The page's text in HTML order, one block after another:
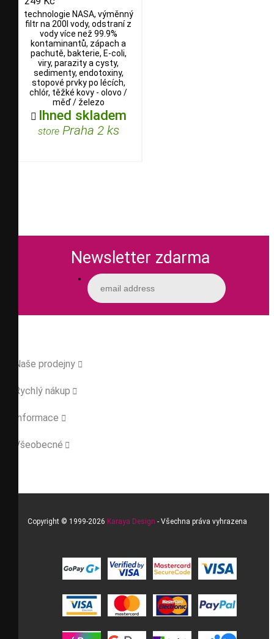
technologie NASA, výměnný
filtr na 200l vody, odstraní z
vody více než 99.9%
kontaminantů, zápach a
pachutě, bakterie, E-coli,
viry, parazity a cysty,
sedimenty, endotoxiny,
stopové prvky po lécích,
chlór, těžké kovy - olovo /
měď / železo
 Ihned skladem
storePraha 2 ks
Newsletter zdarma
Naše prodejny 
Rychlý nákup 
Informace 
Všeobecné 
Copyright © 1999-2026 Karaya Design - Všechna práva vyhrazena